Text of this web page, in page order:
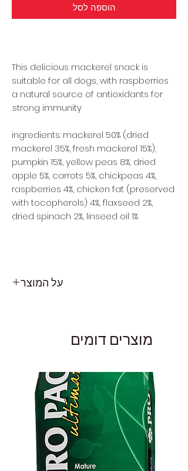
הוספה לסל
This delicious mackerel snack is
suitable for all dogs, with raspberries
a natural source of antioxidants for
strong immunity.
ingredients: mackerel 50% (dried
mackerel 35%, fresh mackerel 15%),
pumpkin 15%, yellow peas 8%, dried
apple 5%, carrots 5%, chickpeas 4%,
raspberries 4%, chicken fat (preserved
with tocopherols) 4%, flaxseed 2%,
dried spinach 2%, linseed oil 1%
על המוצר
במיוחד המכיל 50% בשר מקרל טרי ומיובש
היוצרים טעם שאף כלב לא יוכל לסרב לו.
כלל, כך שאפשר לפנק את הכלב וגם לספק לו
חטיף בריא ומזין. מתוסף בפטל כמקור לנוגדני
חמצון טבעיים וחיזוק מערכת החיסון.
Carnilove Crunchy Snack Mackerel &
Raspberries
רכיבים:
מקרל (מיובש 35%, טרי 15%), דלעת
חומוס 4%, פטל 4%, שומן עוף(משומר עם
מוצרים דומים